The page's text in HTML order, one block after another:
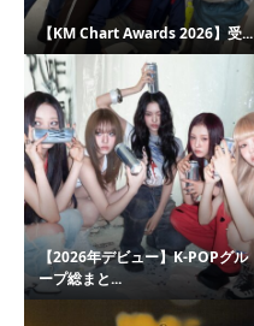
【KM Chart Awards 2026】受...
【2026年デビュー】K-POPグル
ープ総まと...